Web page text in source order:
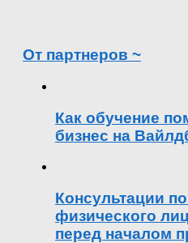
От партнеров ~
Как обучение
бизнес на
Консультации
физического
перед началом